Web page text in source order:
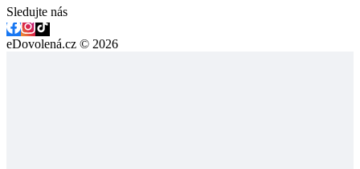
Sledujte nás
eDovolená.cz © 2026